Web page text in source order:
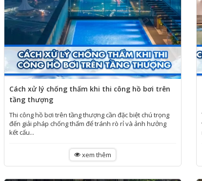
Cách xử lý chống thấm khi thi công hồ bơi trên
tầng thượng
Thi công hồ bơi trên tầng thượng cần đặc biệt chú trọng
đến giải pháp chống thấm để tránh rò rỉ và ảnh hưởng
kết cấu...
xem thêm